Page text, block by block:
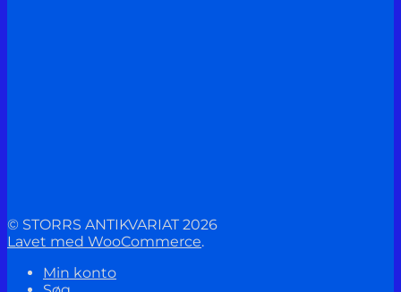
© STORRS ANTIKVARIAT 2026
Lavet med WooCommerce.
Min konto